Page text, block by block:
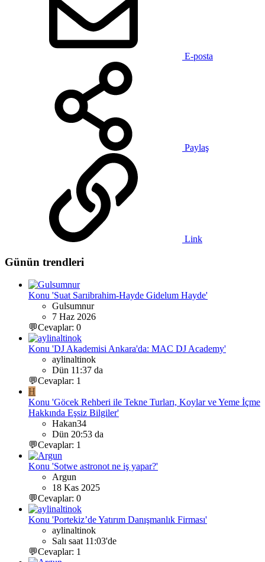
E-posta
Paylaş
Link
Günün trendleri
Konu 'Suat Sarıibrahim-Hayde Gidelum Hayde'
Gulsumnur
7 Haz 2026
💬Cevaplar: 0
Konu 'DJ Akademisi Ankara'da: MAC DJ Academy'
aylinaltinok
Dün 11:37 da
💬Cevaplar: 1
H
Konu 'Göcek Rehberi ile Tekne Turları, Koylar ve Yeme İçme
Hakkında Eşsiz Bilgiler'
Hakan34
Dün 20:53 da
💬Cevaplar: 1
Konu 'Sotwe astronot ne iş yapar?'
Argun
18 Kas 2025
💬Cevaplar: 0
Konu 'Portekiz’de Yatırım Danışmanlık Firması'
aylinaltinok
Salı saat 11:03'de
💬Cevaplar: 1